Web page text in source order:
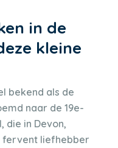
in de
kleine
bekend als de
naar de 19e-
die in Devon,
fervent liefhebber